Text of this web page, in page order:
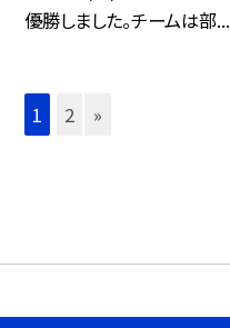
優勝しました。チームは部...
1 2 »